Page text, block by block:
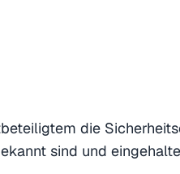
die
sind und